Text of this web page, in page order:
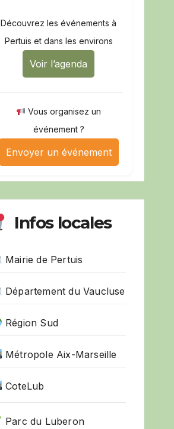
Découvrez les événements à
Pertuis et dans les environs
Voir l’agenda
Vous organisez un
événement ?
Envoyer un événement
Infos locales
Mairie de Pertuis
Département du Vaucluse
Région Sud
Métropole Aix-Marseille
CoteLub
Parc du Luberon